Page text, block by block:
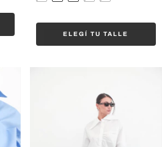
ELEGÍ TU TALLE